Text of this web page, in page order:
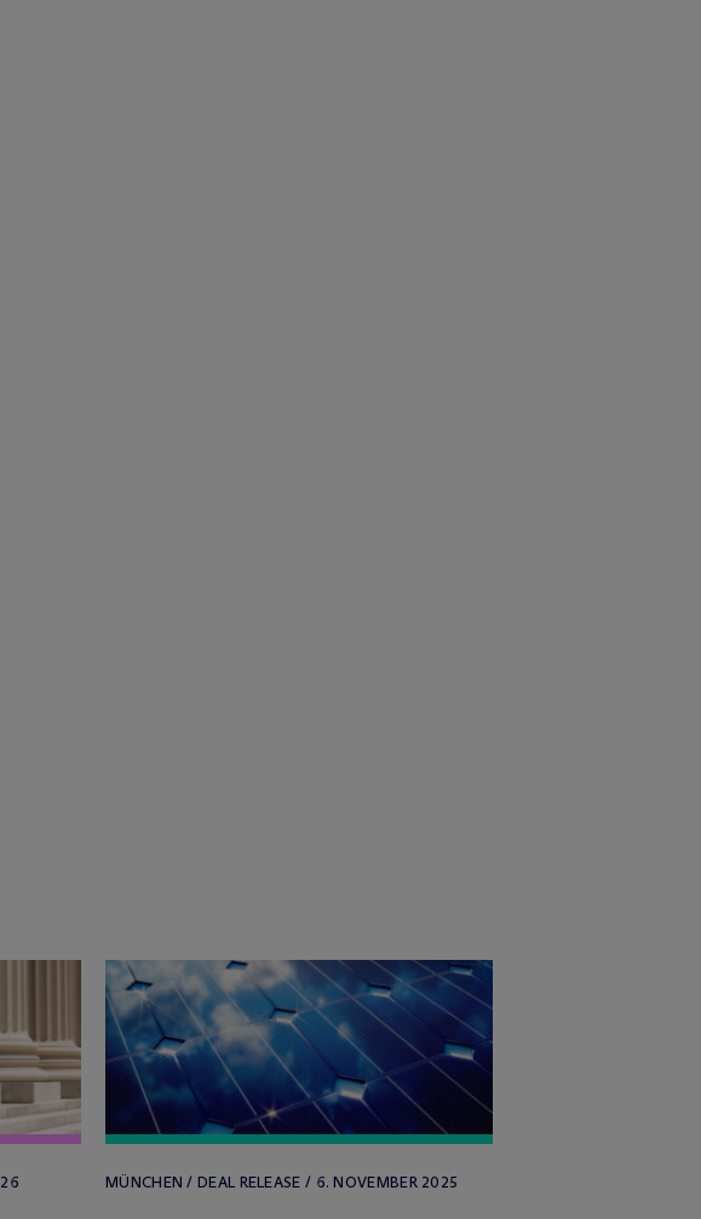
MÜNCHEN / DEAL RELEASE / 6. NOVEMBER 2025